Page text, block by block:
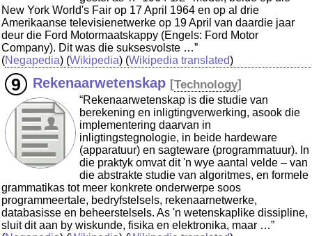
New York World's Fair op 17 April 1964 en op al drie
Amerikaanse televisienetwerke op 19 April van daardie jaar
deur die Ford Motormaatskappy (Engels: Ford Motor
Company). Dit was die suksesvolste …”
(Negapedia) (Wikipedia) (Wikipedia translated)
Rekenaarwetenskap [Technology]
“Rekenaarwetenskap is die studie van
berekening en inligtingverwerking, asook die
implementering daarvan in
inligtingstegnologie, in beide hardeware
(apparatuur) en sagteware (programmatuur). In
die praktyk omvat dit 'n wye aantal velde – van
die abstrakte studie van algoritmes, en formele
grammatikas tot meer konkrete onderwerpe soos
programmeertale, bedryfstelsels, rekenaarnetwerke,
databasisse en beheerstelsels. As 'n wetenskaplike dissipline,
sluit dit aan by wiskunde, fisika en elektronika, maar …”